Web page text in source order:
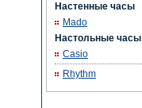
Настенные часы
Mado
Настольные часы
Casio
Rhythm